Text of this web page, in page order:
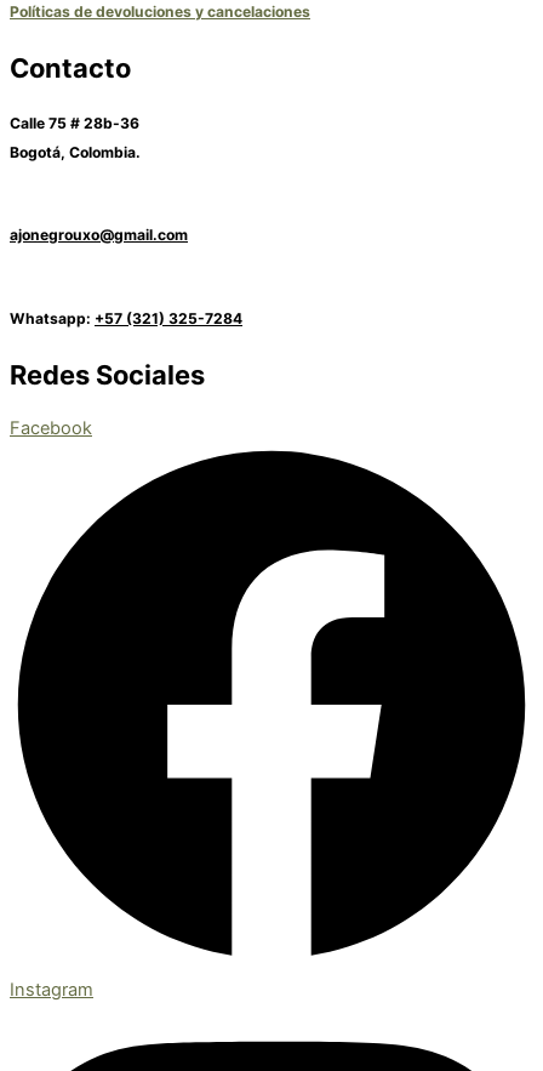
Políticas de devoluciones y cancelaciones
Contacto
Calle 75 # 28b-36
Bogotá, Colombia.
ajonegrouxo@gmail.com
Whatsapp: +57 (321) 325-7284
Redes Sociales
Facebook
Instagram